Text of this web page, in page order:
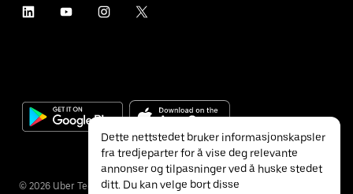
© 2026 Uber Technologies Inc.
Dette nettstedet bruker informasjonskapsler
fra tredjeparter for å vise deg relevante
annonser og tilpasninger ved å huske stedet
ditt. Du kan velge bort disse